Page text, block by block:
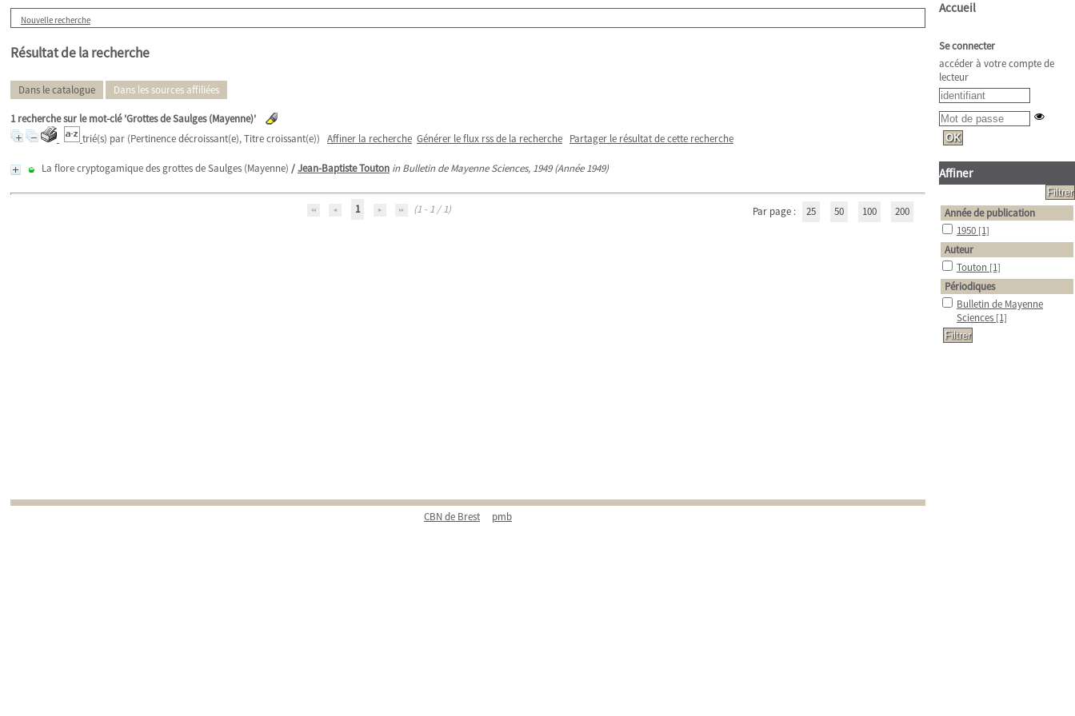
Nouvelle recherche
Résultat de la recherche
Dans le catalogue Dans les sources affiliées
1recherche sur le mot-clé'Grottes de Saulges (Mayenne)'
trié(s) par (Pertinence décroissant(e), Titre croissant(e)) Affiner la recherche Générer le flux rss de la recherche Partager le résultat de cette recherche
La flore cryptogamique des grottes de Saulges (Mayenne) /Jean-Baptiste Touton in Bulletin de Mayenne Sciences, 1949 (Année 1949)
1 (1 - 1 / 1) Par page : 25 50 100 200
CBN de Brest pmb
Accueil
Se connecter
accéder à votre compte de
lecteur
Affiner
Année de publication
1950 [1]
Auteur
Touton [1]
Périodiques
Bulletin de Mayenne
Sciences [1]